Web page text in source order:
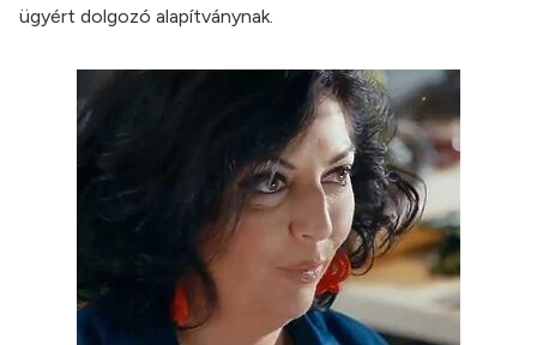
ügyért dolgozó alapítványnak.